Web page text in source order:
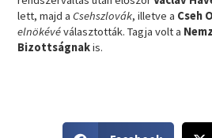
lett, majd aCsehszlovák, illetve a Cseh
elnökévéválasztották. Tagja volt a
Bizottságnakis.